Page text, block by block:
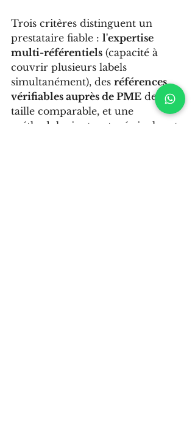
Trois critères distinguent un
prestataire fiable : l'expertise
multi-référentiels (capacité à
couvrir plusieurs labels
simultanément), des références
vérifiables auprès de PME de
taille comparable, et une
méthodologie structurée incluant